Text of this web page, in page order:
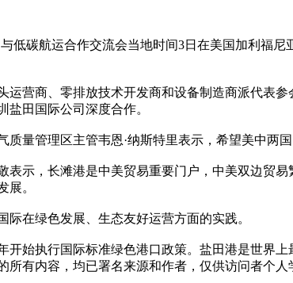
低碳航运合作交流会当地时间3日在美国加利福
商、零排放技术开发商和设备制造商派代表参
田国际公司深度合作。
管理区主管韦恩·纳斯特里表示，希望美中两
，长滩港是中美贸易重要门户，中美双边贸
展。
在绿色发展、生态友好运营方面的实践。
始执行国际标准绿色港口政策。盐田港是世界上
所有内容，均已署名来源和作者，仅供访问者个